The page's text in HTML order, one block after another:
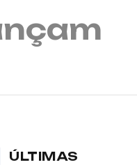
ÚLTIMAS